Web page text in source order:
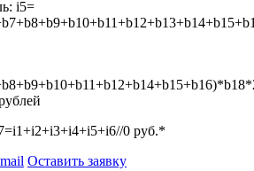
i5=
0 руб.*
Оставить заявку